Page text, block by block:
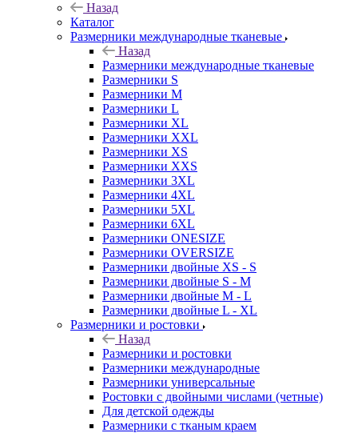
Назад
Каталог
Размерники международные тканевые
Назад
Размерники международные тканевые
Размерники S
Размерники M
Размерники L
Размерники XL
Размерники XXL
Размерники XS
Размерники XXS
Размерники 3XL
Размерники 4XL
Размерники 5XL
Размерники 6XL
Размерники ONESIZE
Размерники OVERSIZE
Размерники двойные XS - S
Размерники двойные S - M
Размерники двойные M - L
Размерники двойные L - XL
Размерники и ростовки
Назад
Размерники и ростовки
Размерники международные
Размерники универсальные
Ростовки с двойными числами (четные)
Для детской одежды
Размерники с тканым краем